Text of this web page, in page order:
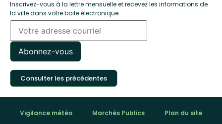
Inscrivez-vous à la lettre mensuelle et recevez les informations de
la ville dans votre boite électronique.
Consulter les précédentes
Vigilance météo Marchés Publics Plan du site